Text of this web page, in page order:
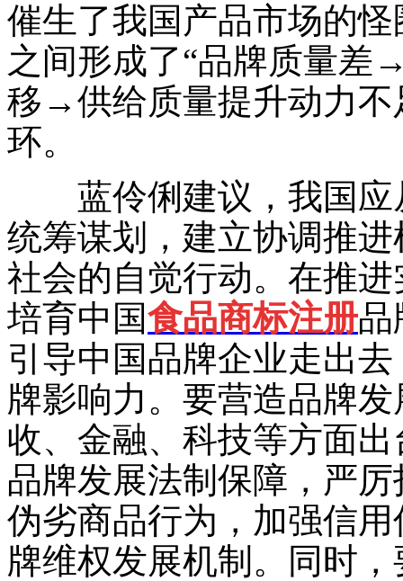
催生了我国产品市场的
之间形成了“品牌质量
移→供给质量提升动力
环。
蓝伶俐建议，我国应
统筹谋划，建立协调推
社会的自觉行动。在推
培育中国食品商标注册品
引导中国品牌企业走出
牌影响力。要营造品牌
收、金融、科技等方面
品牌发展法制保障，严
伪劣商品行为，加强信
牌维权发展机制。同时